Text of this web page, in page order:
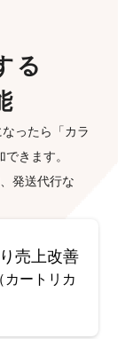
る
ったら「カラ
きます。
発送代行な
売上改善
カートリカ